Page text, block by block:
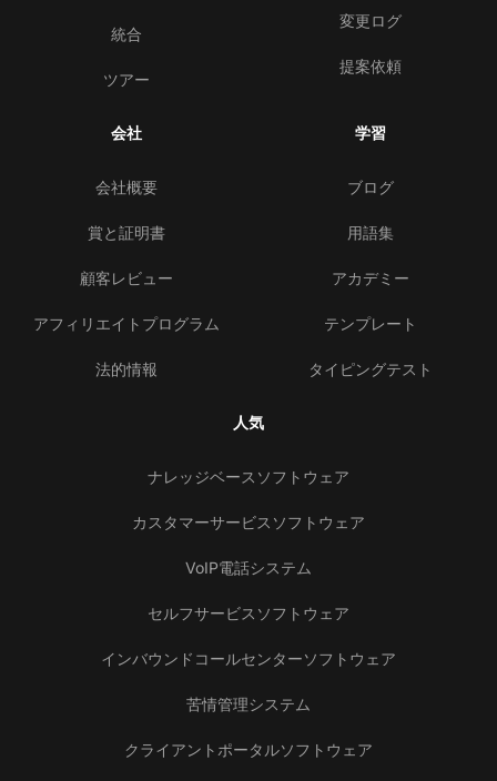
統合
ツアー
変更ログ
提案依頼
会社
会社概要
賞と証明書
顧客レビュー
アフィリエイトプログラム
法的情報
学習
ブログ
用語集
アカデミー
テンプレート
タイピングテスト
人気
ナレッジベースソフトウェア
カスタマーサービスソフトウェア
VoIP電話システム
セルフサービスソフトウェア
インバウンドコールセンターソフトウェア
苦情管理システム
クライアントポータルソフトウェア